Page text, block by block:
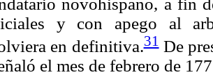
y con apego al
en definitiva.31De
el mes de febrero de